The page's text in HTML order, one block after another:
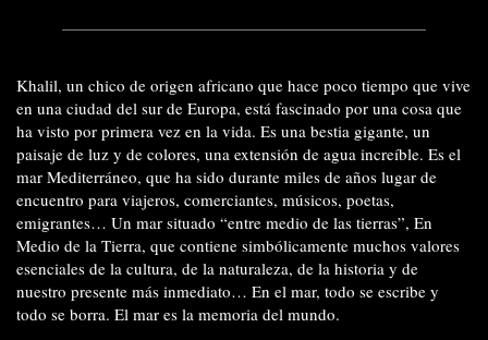
Khalil, un chico de origen africano que hace poco tiempo que vive
en una ciudad del sur de Europa, está fascinado por una cosa que
ha visto por primera vez en la vida. Es una bestia gigante, un
paisaje de luz y de colores, una extensión de agua increíble. Es el
mar Mediterráneo, que ha sido durante miles de años lugar de
encuentro para viajeros, comerciantes, músicos, poetas,
emigrantes… Un mar situado “entre medio de las tierras”, En
Medio de la Tierra, que contiene simbólicamente muchos valores
esenciales de la cultura, de la naturaleza, de la historia y de
nuestro presente más inmediato… En el mar, todo se escribe y
todo se borra. El mar es la memoria del mundo.